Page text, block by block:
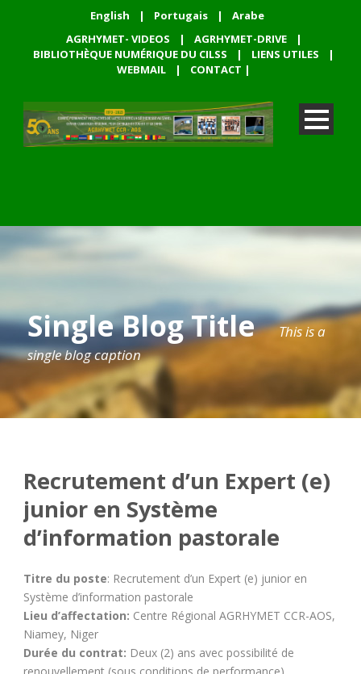
English | Portugais |
Arabe
AGRHYMET- VIDEOS
| AGRHYMET-DRIVE
|
BIBLIOTHÈQUE NUMÉRIQUE DU CILSS
| LIENS UTILES
|
WEBMAIL
| CONTACT |
Single Blog Title
This is a
single blog caption
Recrutement d’un Expert (e)
junior en Système
d’information pastorale
Titre du poste: Recrutement d’un Expert (e) junior en
Système d’information pastorale
Lieu d’affectation: Centre Régional AGRHYMET CCR-AOS,
Niamey, Niger
Durée du contrat: Deux (2) ans avec possibilité de